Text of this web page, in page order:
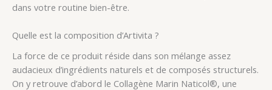
dans votre routine bien-être.
Quelle est la composition d’Artivita ?
La force de ce produit réside dans son mélange assez
audacieux d’ingrédients naturels et de composés structurels.
On y retrouve d’abord le Collagène Marin Naticol®, une